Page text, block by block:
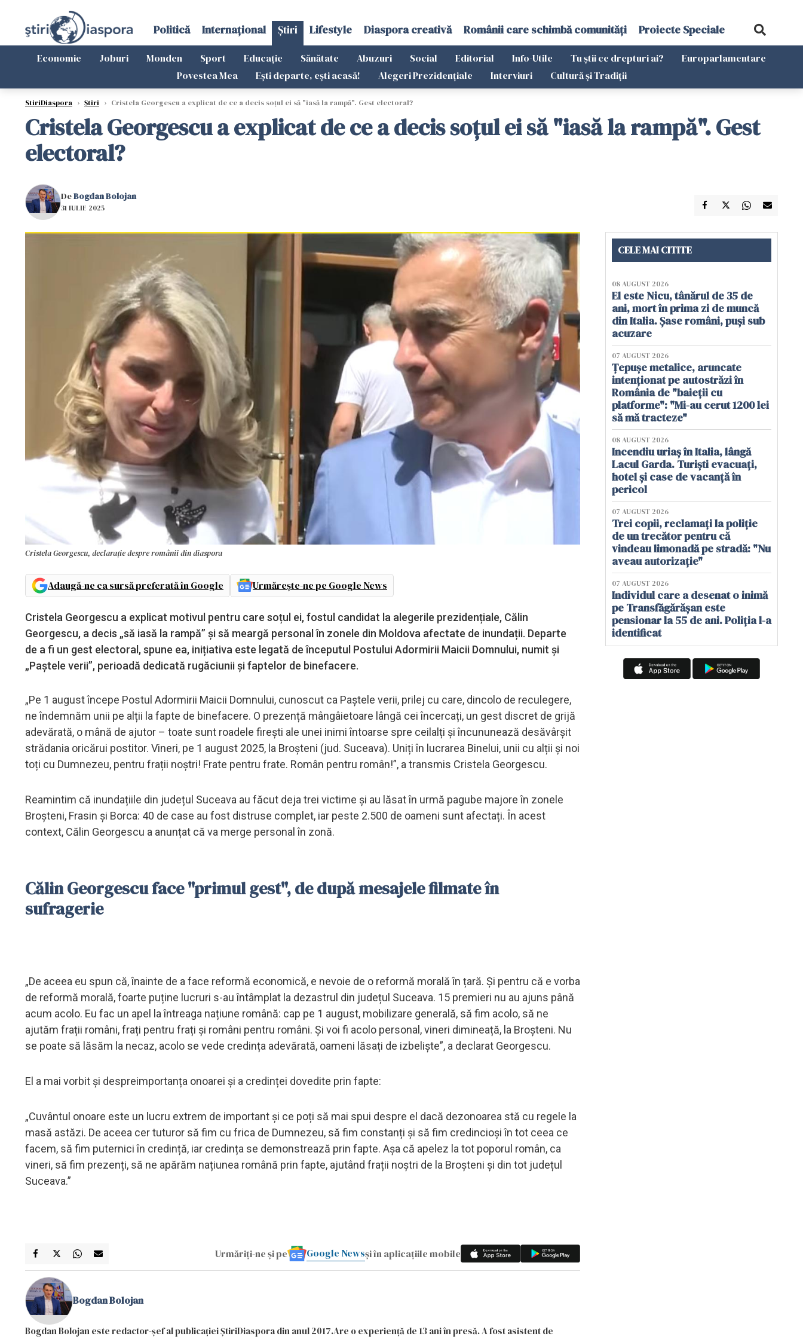
Politică Internațional Știri Lifestyle Diaspora creativă Românii care schimbă comunități Proiecte Speciale
Economie Joburi Monden Sport Educație Sănătate Abuzuri Social Editorial Info-Utile Tu știi ce drepturi ai?
Europarlamentare
Povestea Mea
Ești departe, ești acasă! Alegeri Prezidențiale Interviuri Cultură și Tradiții
StiriDiaspora › Știri › Cristela Georgescu a explicat de ce a decis soțul ei să "iasă la rampă". Gest electoral?
Cristela Georgescu a explicat de ce a decis soțul ei să "iasă la rampă". Gest
electoral?
DeBogdan Bolojan
31 IULIE 2025
Cristela Georgescu, declarație despre românii din diaspora
Adaugă-ne ca sursă preferată în Google Urmărește-ne pe Google News
Cristela Georgescu a explicat motivul pentru care soțul ei, fostul candidat la alegerile prezidențiale, Călin
Georgescu, a decis „să iasă la rampă” și să meargă personal în zonele din Moldova afectate de inundații. Departe
de a fi un gest electoral, spune ea, inițiativa este legată de începutul Postului Adormirii Maicii Domnului, numit și
„Paștele verii”, perioadă dedicată rugăciunii și faptelor de binefacere.
„Pe 1 august începe Postul Adormirii Maicii Domnului, cunoscut ca Paștele verii, prilej cu care, dincolo de reculegere,
ne îndemnăm unii pe alții la fapte de binefacere. O prezență mângâietoare lângă cei încercați, un gest discret de grijă
adevărată, o mână de ajutor – toate sunt roadele firești ale unei inimi întoarse spre ceilalți și încununează desăvârșit
strădania oricărui postitor. Vineri, pe 1 august 2025, la Broșteni (jud. Suceava). Uniți în lucrarea Binelui, unii cu alții și noi
toți cu Dumnezeu, pentru frații noștri! Frate pentru frate. Român pentru român!”, a transmis Cristela Georgescu.
Reamintim că inundațiile din județul Suceava au făcut deja trei victime și au lăsat în urmă pagube majore în zonele
Broșteni, Frasin și Borca: 40 de case au fost distruse complet, iar peste 2.500 de oameni sunt afectați. În acest
context, Călin Georgescu a anunțat că va merge personal în zonă.
Călin Georgescu face "primul gest", de după mesajele filmate în
sufragerie
„De aceea eu spun că, înainte de a face reformă economică, e nevoie de o reformă morală în țară. Și pentru că e vorba
de reformă morală, foarte puține lucruri s-au întâmplat la dezastrul din județul Suceava. 15 premieri nu au ajuns până
acum acolo. Eu fac un apel la întreaga națiune română: cap pe 1 august, mobilizare generală, să fim acolo, să ne
ajutăm frații români, frați pentru frați și români pentru români. Și voi fi acolo personal, vineri dimineață, la Broșteni. Nu
se poate să lăsăm la necaz, acolo se vede credința adevărată, oameni lăsați de izbeliște”, a declarat Georgescu.
El a mai vorbit și despreimportanța onoarei și a credinței dovedite prin fapte:
„Cuvântul onoare este un lucru extrem de important și ce poți să mai spui despre el dacă dezonoarea stă cu regele la
masă astăzi. De aceea cer tuturor să fim cu frica de Dumnezeu, să fim constanți și să fim credincioși în tot ceea ce
facem, să fim puternici în credință, iar credința se demonstrează prin fapte. Așa că apelez la tot poporul român, ca
vineri, să fim prezenți, să ne apărăm națiunea română prin fapte, ajutând frații noștri de la Broșteni și din tot județul
Suceava.”
Urmăriți-ne și pe Google Newsși în aplicațiile mobile
Bogdan Bolojan
Bogdan Bolojan este redactor-șef al publicației ȘtiriDiaspora din anul 2017.Are o experiență de 13 ani în presă. A fost asistent de
CELE MAI CITITE
08 AUGUST 2026
El este Nicu, tânărul de 35 de
ani, mort în prima zi de muncă
din Italia. Șase români, puși sub
acuzare
07 AUGUST 2026
Țepușe metalice, aruncate
intenționat pe autostrăzi în
România de "baieții cu
platforme": "Mi-au cerut 1200 lei
să mă tracteze"
08 AUGUST 2026
Incendiu uriaș în Italia, lângă
Lacul Garda. Turiști evacuați,
hotel și case de vacanță în
pericol
07 AUGUST 2026
Trei copii, reclamați la poliție
de un trecător pentru că
vindeau limonadă pe stradă: "Nu
aveau autorizație"
07 AUGUST 2026
Individul care a desenat o inimă
pe Transfăgărășan este
pensionar la 55 de ani. Poliția l-a
identificat